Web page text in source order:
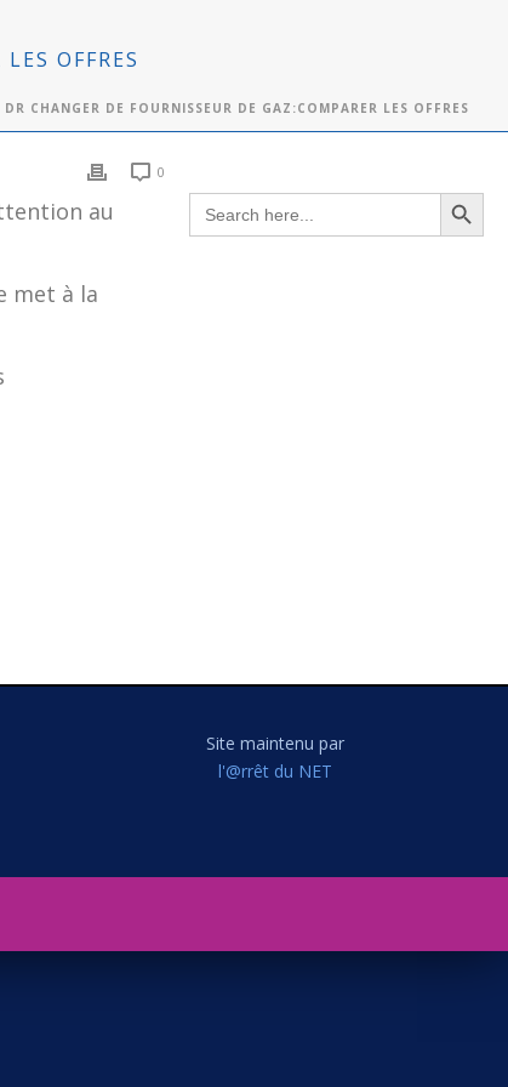
OFFRES
CHANGER DE FOURNISSEUR DE GAZ:COMPARER LES OFFRES
0
au
met à la
Search
for:
Search Button
Site maintenu par
l'@rrêt du NET